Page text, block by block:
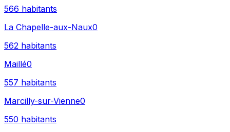
566 habitants
La Chapelle-aux-Naux0
562 habitants
Maillé0
557 habitants
Marcilly-sur-Vienne0
550 habitants